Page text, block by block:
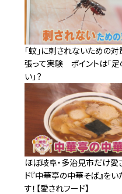
「蚊」に刺されないための
張って実験 ポイントは「足
い」？
ほぼ岐阜・多治見市だけ愛
ド『中華亭の中華そば』をい
す！【愛されフード】